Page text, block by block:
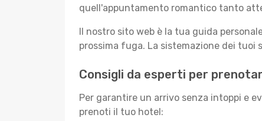
quell'appuntamento romantico tanto
Il nostro sito web è la tua guida
prossima fuga. La sistemazione dei tuoi
Consigli da esperti per
Per garantire un arrivo senza intoppi e
prenoti il tuo hotel: